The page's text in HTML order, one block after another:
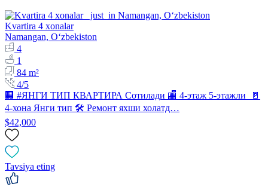
Kvartira 4 xonalar
Namangan, Oʻzbekiston
4
1
84 m²
4/5
🏢 #ЯНГИ ТИП КВАРТИРА Сотилади 🏬 4-этаж 5-этажли 🚪
4-хона Янги тип 🛠 Ремонт яхши холатд…
$42,000
Tavsiya eting